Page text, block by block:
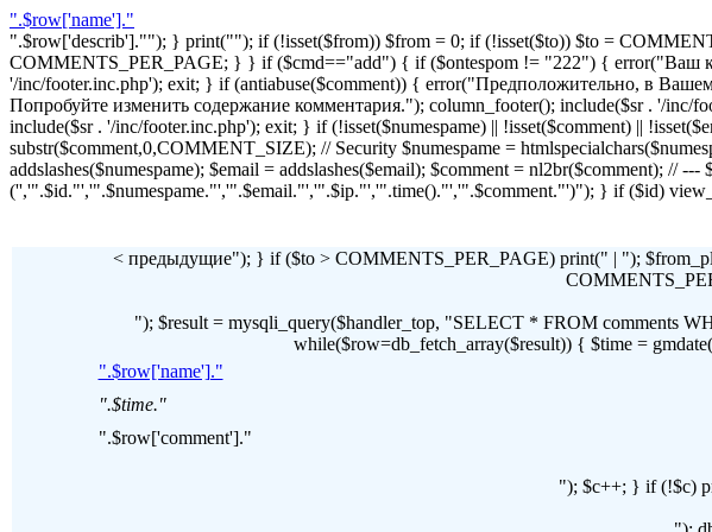
".$row['name']."
".$row['describ'].""); } print(""); if (!isset($from)) $from = 0; if (!isset($to)) $to =
COMMENTS_PER_PAGE; } } if ($cmd=="add") { if ($ontespom != "222") { error("Ваш
'/inc/footer.inc.php'); exit; } if (antiabuse($comment)) { error("Предположительно, в
Попробуйте изменить содержание комментария."); column_footer(); include($sr . '/
include($sr . '/inc/footer.inc.php'); exit; } if (!isset($numespame) || !isset($comment) ||
substr($comment,0,COMMENT_SIZE); // Security $numespame =
addslashes($numespame); $email = addslashes($email); $comment = nl2br($comment);
('','".$id."','".$numespame."','".$email."','".$ip."','".time()."','".$comment."')"); } if ($id)
< предыдущие"); } if ($to > COMMENTS_PER_PAGE) print(" | ");
"); $result = mysqli_query($handler_top, "SELECT * FROM comments
while($row=db_fetch_array($result)) { $time =
".$row['name']."
".$time."
".$row['comment']."
"); $c++; } if (!$c)